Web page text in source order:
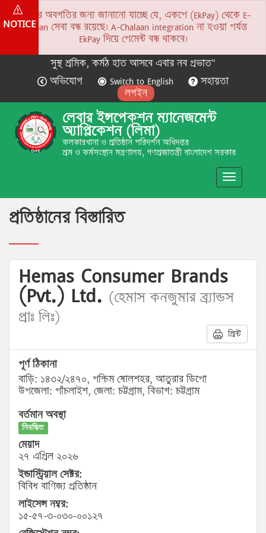
NOTICE
সকলের অবগতির জন্য জানানো যাচ্ছে যে, একপে (EkPay) থেকে E-
Chalaan সেবা বন্ধ রয়েছে। A-Chalaan integration না হওয়া পর্যন্ত
EkPay দিয়ে পেমেন্ট বন্ধ থাকবে।
সুস্থ শ্রমিক, কর্মঠ হাত আসবে এবার নব প্রভাত”
অভিযোগ
Switch to English
সহায়তা
লগইন
লেবার ইন্সপেকশন ম্যানেজমেন্ট
অ্যাপ্লিকেশন (লিমা)
কলকারখানা ও প্রতিষ্ঠান পরিদর্শন অধিদপ্তর
শ্রম ও কর্মসংস্থান মন্ত্রণালয়, গণপ্রজাতন্ত্রী বাংলাদেশ সরকার
Toggle
প্রতিষ্ঠানের বিস্তারিত
Hemas Consumer Brands
(Pvt.) Ltd. (হেমাস কনজুমার ব্র্যান্ডস
প্রাঃ লিঃ)
প্রিন্ট
পূর্ণ ঠিকানা
বাড়ি: ১৪৩২/২৪৭০, পশ্চিম ষোলশহর, আতুরার ডিপো
উপজেলা: পাঁচলাইশ, জেলা: চট্টগ্রাম, বিভাগ: চট্টগ্রাম
বর্তমান অবস্থা
নিবন্ধিত
মেয়াদ
২৭ এপ্রিল ২০২৬
ইন্ডাস্ট্রিয়াল সেক্টর:
বিবিধ বাণিজ্য প্রতিষ্ঠান
লাইসেন্স নম্বর:
১৫-৫৭-৩-০৩০-০০১২৭